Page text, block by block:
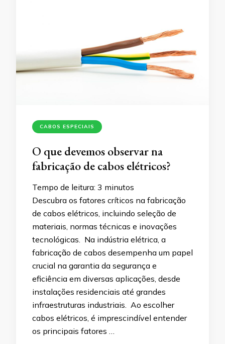
CABOS ESPECIAIS
O que devemos observar na
fabricação de cabos elétricos?
Tempo de leitura: 3 minutos
Descubra os fatores críticos na fabricação
de cabos elétricos, incluindo seleção de
materiais, normas técnicas e inovações
tecnológicas. Na indústria elétrica, a
fabricação de cabos desempenha um papel
crucial na garantia da segurança e
eficiência em diversas aplicações, desde
instalações residenciais até grandes
infraestruturas industriais. Ao escolher
cabos elétricos, é imprescindível entender
os principais fatores …